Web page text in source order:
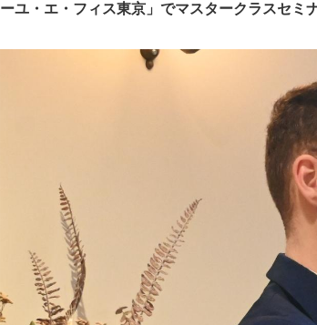
ーユ・エ・フィス東京」でマスタークラスセミ